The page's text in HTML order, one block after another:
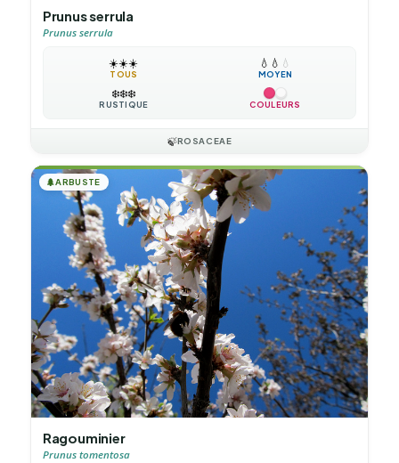
Prunus serrula
Prunus serrula
☀️☀️☀️
TOUS
💧 💧 💧
MOYEN
❄️❄️❄️
RUSTIQUE COULEURS
🍃ROSACEAE
🌲ARBUSTE
Ragouminier
Prunus tomentosa